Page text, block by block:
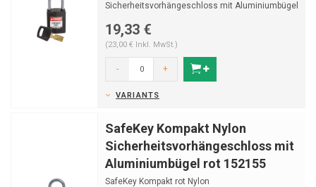
Sicherheitsvorhängeschloss mit Aluminiumbügel
19,33 €
(23,00 € Inkl. MwSt.)
- +
VARIANTS
SafeKey Kompakt Nylon
Sicherheitsvorhängeschloss mit
Aluminiumbügel rot 152155
SafeKey Kompakt rot Nylon